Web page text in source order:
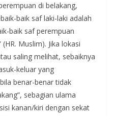
di belakang,
baik saf perempuan
Muslim). Jika lokasi
saling melihat, sebaiknya
keluar yang
benar-benar tidak
sebagian ulama
kanan/kiri dengan sekat